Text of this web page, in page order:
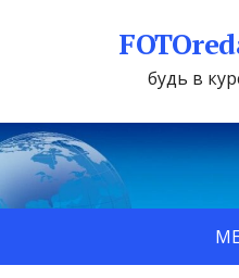
будь в